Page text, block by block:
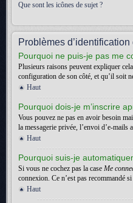
Que sont les icônes de sujet ?
Problèmes d’identification
Pourquoi ne puis-je pas me
Plusieurs raisons peuvent expliquer
configuration de son côté, et qu’il soit
Haut
Pourquoi dois-je m’inscrire
Vous pouvez ne pas en avoir besoin
la messagerie privée, l’envoi d’e-mails
Haut
Pourquoi suis-je
Si vous ne cochez pas la case Me
connexion. Ce n’est pas recommandé
Haut